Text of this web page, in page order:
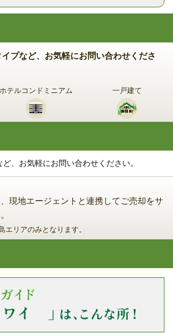
プなど、お気軽にお問い合わせくださ
ホテルコンドミニアム 一戸建て
、お気軽にお問い合わせください。
現地エージェントと連携してご売却をサ
リアのみとなります。
ハワイ）
ほしい
ほしい
却とは
力を知る